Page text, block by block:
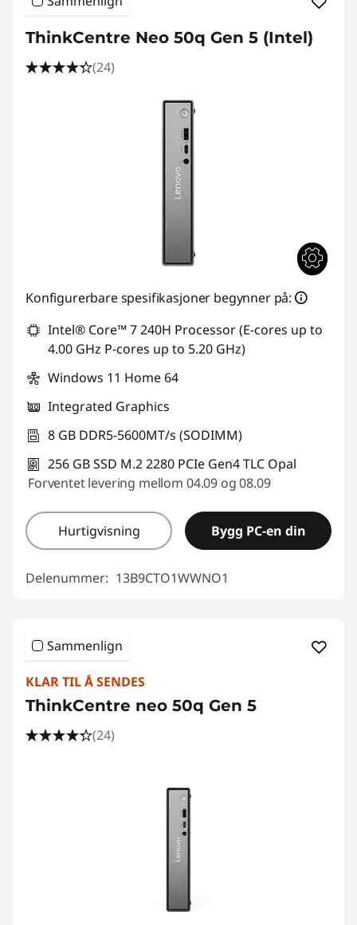
ThinkCentre Neo 50q Gen 5 (Intel)
(24)
Konfigurerbare spesifikasjoner begynner på:
Intel® Core™ 7 240H Processor (E-cores up to
4.00 GHz P-cores up to 5.20 GHz)
Windows 11 Home 64
Integrated Graphics
8 GB DDR5-5600MT/s (SODIMM)
256 GB SSD M.2 2280 PCIe Gen4 TLC Opal
Forventet levering mellom 04.09 og 08.09
Hurtigvisning Bygg PC-en din
Delenummer: 13B9CTO1WWNO1
Sammenlign
KLAR TIL Å SENDES
ThinkCentre neo 50q Gen 5
(24)